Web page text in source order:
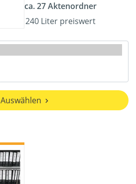
ca. 27 Aktenordner
240 Liter preiswert
Auswählen